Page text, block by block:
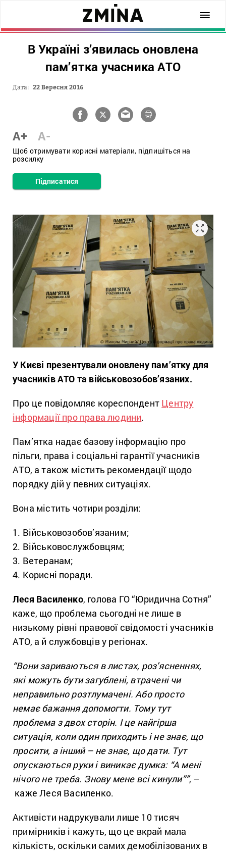
В Україні з’явилась оновлена
пам’ятка учасника АТО
Дата: 22 Вересня 2016
A+ A-
Щоб отримувати корисні матеріали, підпишіться на
розсилку
Підписатися
У Києві презентували оновлену пам’ятку для
учасників АТО та військовозобов’язаних.
Про це повідомляє кореспондент Центру
інформації про права людини.
Пам’ятка надає базову інформацію про
пільги, права і соціальні гарантії учасників
АТО, а також містить рекомендації щодо
порядку дій у певних ситуаціях.
Вона містить чотири розділи:
1. Військовозобов’язаним;
2. Військовослужбовцям;
3. Ветеранам;
4. Корисні поради.
Леся Василенко, голова ГО “Юридична Сотня”
каже, що проблема сьогодні не лише в
низькому рівні правової свідомості учасників
АТО, а й службовців у регіонах.
“Вони зариваються в листах, роз’ясненнях,
які можуть бути загублені, втрачені чи
неправильно розтлумачені. Або просто
немає бажання допомогти. Тому тут
проблема з двох сторін. І це найгірша
ситуація, коли один приходить і не знає, що
просити, а інший – не знає, що дати. Тут
опускаються руки і виникає думка: “А мені
нічого не треба. Знову мене всі кинули””, –
каже Леся Василенко.
Активісти надрукували лише 10 тисяч
примірників і кажуть, що це вкрай мала
кількість, оскільки самих демобілізованих в